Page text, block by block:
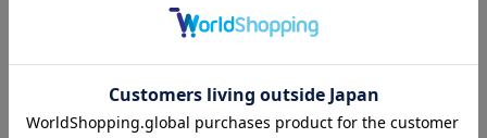
普段使いにも、フォーマルな装いにも上品に映えます。